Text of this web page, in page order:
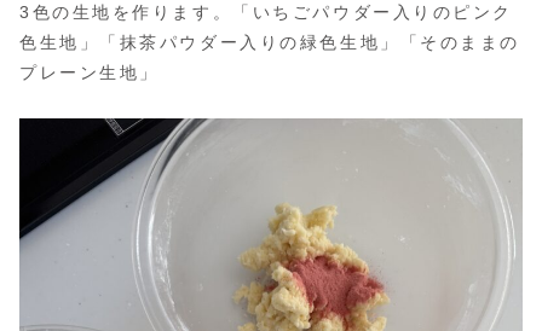
3色の生地を作ります。「いちごパウダー入りのピンク
色生地」「抹茶パウダー入りの緑色生地」「そのままの
プレーン生地」